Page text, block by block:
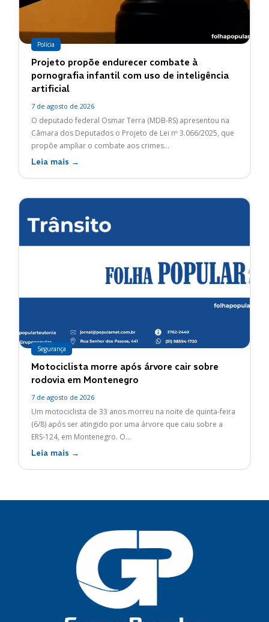
Polícia
Projeto propõe endurecer combate à
pornografia infantil com uso de inteligência
artificial
7 de agosto de 2026
O deputado federal Osmar Terra (MDB-RS) apresentou na
Câmara dos Deputados o Projeto de Lei nº 3.066/2025, que
propõe ampliar o combate aos crimes...
Leia mais →
Segurança
Motociclista morre após árvore cair sobre
rodovia em Montenegro
7 de agosto de 2026
Um motociclista de 33 anos morreu na noite de quinta-feira
(6/8) após ser atingido por uma árvore que caiu sobre a
ERS-124, em Montenegro. O...
Leia mais →